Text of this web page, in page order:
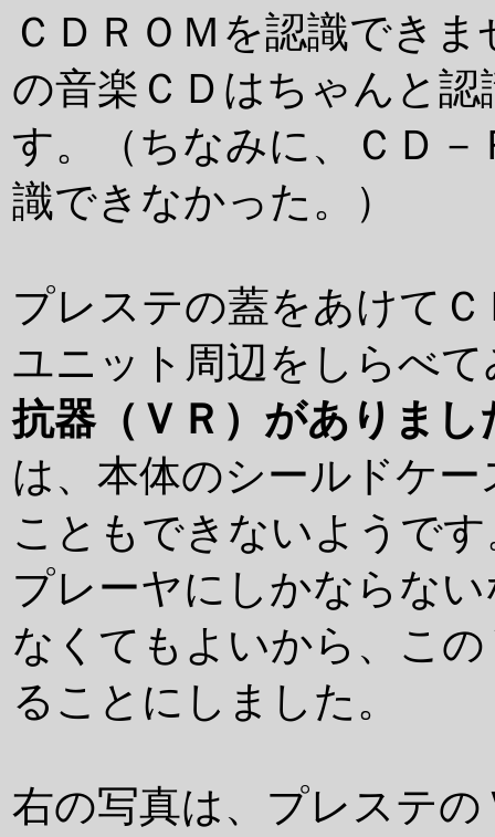
ＣＤＲＯＭを認識でき
の音楽ＣＤはちゃんと
す。（ちなみに、ＣＤ
識できなかった。）
プレステの蓋をあけて
ユニット周辺をしらべ
抗器（ＶＲ）がありまし
は、本体のシールドケ
こともできないようで
プレーヤにしかならな
なくてもよいから、こ
ることにしました。
右の写真は、プレステ